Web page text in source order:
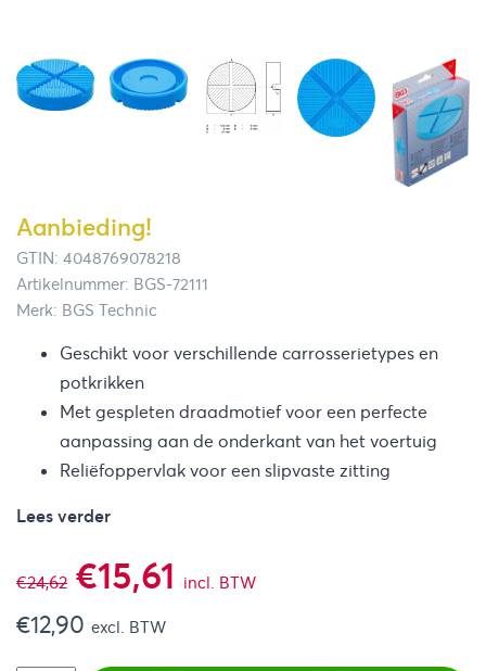
Aanbieding!
GTIN: 4048769078218
Artikelnummer: BGS-72111
Merk: BGS Technic
Geschikt voor verschillende carrosserietypes en
potkrikken
Met gespleten draadmotief voor een perfecte
aanpassing aan de onderkant van het voertuig
Reliëfoppervlak voor een slipvaste zitting
Lees verder
€24,62 Oorspronkelijke
prijs
€15,61 Huidige
incl. BTW
€12,90 excl. BTW